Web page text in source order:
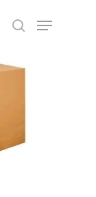
search
Menu